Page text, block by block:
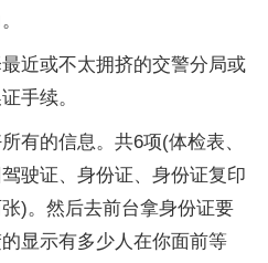
近或不太拥挤的交警分局或
手续。
有的信息。共6项(体检表、
驶证、身份证、身份证复印
)。然后去前台拿身份证要
显示有多少人在你面前等